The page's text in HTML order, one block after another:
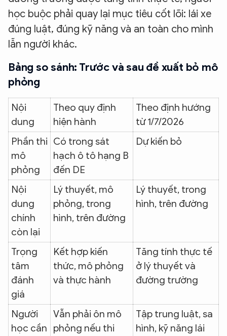
học buộc phải quay lại mục tiêu cốt lõi: lái xe
đúng luật, đúng kỹ năng và an toàn cho mình
lẫn người khác.
Bảng so sánh: Trước và sau đề xuất bỏ mô
phỏng
Nội
dung
Theo quy định
hiện hành
Theo định hướng
từ 1/7/2026
Phần thi
mô
phỏng
Có trong sát
hạch ô tô hạng B
đến DE
Dự kiến bỏ
Nội
dung
chính
còn lại
Lý thuyết, mô
phỏng, trong
hình, trên đường
Lý thuyết, trong
hình, trên đường
Trọng
tâm
đánh
giá
Kết hợp kiến
thức, mô phỏng
và thực hành
Tăng tính thực tế
ở lý thuyết và
đường trường
Người
học cần
Vẫn phải ôn mô
phỏng nếu thi
Tập trung luật, sa
hình, kỹ năng lái